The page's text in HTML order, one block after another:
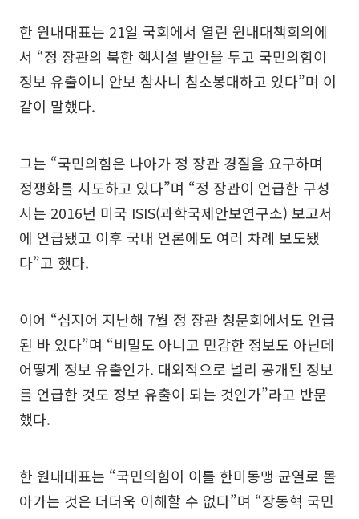
한 원내대표는 21일 국회에서 열린 원내대책회의에
서 “정 장관의 북한 핵시설 발언을 두고 국민의힘이
정보 유출이니 안보 참사니 침소봉대하고 있다”며 이
같이 말했다.
그는 “국민의힘은 나아가 정 장관 경질을 요구하며
정쟁화를 시도하고 있다”며 “정 장관이 언급한 구성
시는 2016년 미국 ISIS(과학국제안보연구소) 보고서
에 언급됐고 이후 국내 언론에도 여러 차례 보도됐
다”고 했다.
이어 “심지어 지난해 7월 정 장관 청문회에서도 언급
된 바 있다”며 “비밀도 아니고 민감한 정보도 아닌데
어떻게 정보 유출인가. 대외적으로 널리 공개된 정보
를 언급한 것도 정보 유출이 되는 것인가”라고 반문
했다.
한 원내대표는 “국민의힘이 이를 한미동맹 균열로 몰
아가는 것은 더더욱 이해할 수 없다”며 “장동혁 국민